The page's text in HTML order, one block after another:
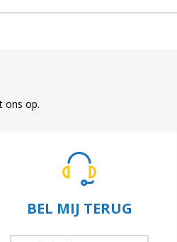
ons op.
BEL MIJ TERUG
UW